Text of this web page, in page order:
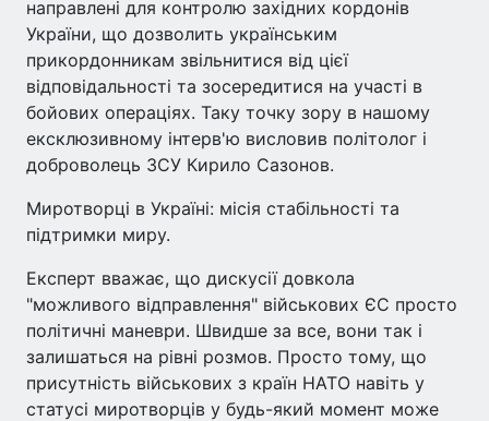
направлені для контролю західних кордонів
України, що дозволить українським
прикордонникам звільнитися від цієї
відповідальності та зосередитися на участі в
бойових операціях. Таку точку зору в нашому
ексклюзивному інтерв'ю висловив політолог і
доброволець ЗСУ Кирило Сазонов.
Миротворці в Україні: місія стабільності та
підтримки миру.
Експерт вважає, що дискусії довкола
"можливого відправлення" військових ЄС просто
політичні маневри. Швидше за все, вони так і
залишаться на рівні розмов. Просто тому, що
присутність військових з країн НАТО навіть у
статусі миротворців у будь-який момент може